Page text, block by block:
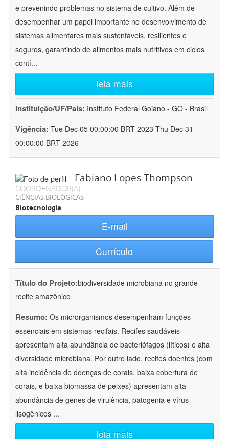
e prevenindo problemas no sistema de cultivo. Além de
desempenhar um papel importante no desenvolvimento de
sistemas alimentares mais sustentáveis, resilientes e
seguros, garantindo de alimentos mais nutritivos em ciclos
contí...
leia mais
Instituição/UF/País: Instituto Federal Goiano - GO - Brasil
Vigência: Tue Dec 05 00:00:00 BRT 2023-Thu Dec 31
00:00:00 BRT 2026
Fabiano Lopes Thompson
COORDENADOR(A)
CIÊNCIAS BIOLÓGICAS
Biotecnologia
E-mail
Currículo
Título do Projeto:biodiversidade microbiana no grande
recife amazônico
Resumo: Os microrganismos desempenham funções
essenciais em sistemas recifais. Recifes saudáveis
apresentam alta abundância de bacteriófagos (líticos) e alta
diversidade microbiana. Por outro lado, recifes doentes (com
alta incidência de doenças de corais, baixa cobertura de
corais, e baixa biomassa de peixes) apresentam alta
abundância de genes de virulência, patogenia e vírus
lisogênicos ...
leia mais